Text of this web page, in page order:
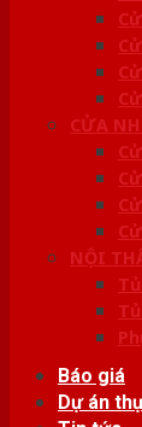
CỬA
NỘI
Báo giá
Dự án